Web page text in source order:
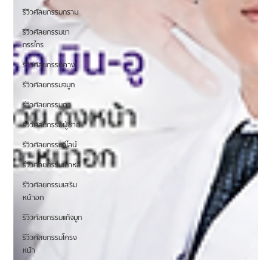
รีวิวศัลยกรรมกราม
รีวิวศัลยกรรมขา
กรรไกร
รีวิวศัลยกรรมคาง
รีวิวศัลยกรรมจมูก
รีวิวศัลยกรรมตา
รีวิวศัลยกรรมผู้ชาย
รีวิวศัลยกรรมวีไลน์
รีวิวศัลยกรรมเกาหลี
รีวิวศัลยกรรมเสริม
หน้าอก
รีวิวศัลยกรรมแก้จมูก
รีวิวศัลยกรรมโครง
หน้า